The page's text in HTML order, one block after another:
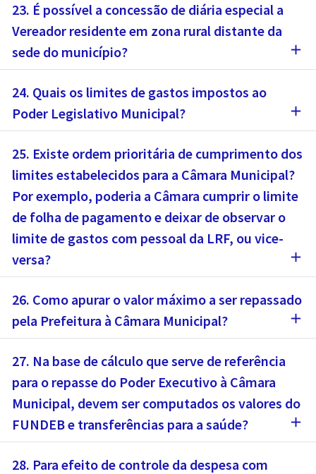
23. É possível a concessão de diária especial a
Vereador residente em zona rural distante da
sede do município?
add
24. Quais os limites de gastos impostos ao
Poder Legislativo Municipal?
add
25. Existe ordem prioritária de cumprimento dos
limites estabelecidos para a Câmara Municipal?
Por exemplo, poderia a Câmara cumprir o limite
de folha de pagamento e deixar de observar o
limite de gastos com pessoal da LRF, ou vice-
versa?
add
26. Como apurar o valor máximo a ser repassado
pela Prefeitura à Câmara Municipal?
add
27. Na base de cálculo que serve de referência
para o repasse do Poder Executivo à Câmara
Municipal, devem ser computados os valores do
FUNDEB e transferências para a saúde?
add
28. Para efeito de controle da despesa com